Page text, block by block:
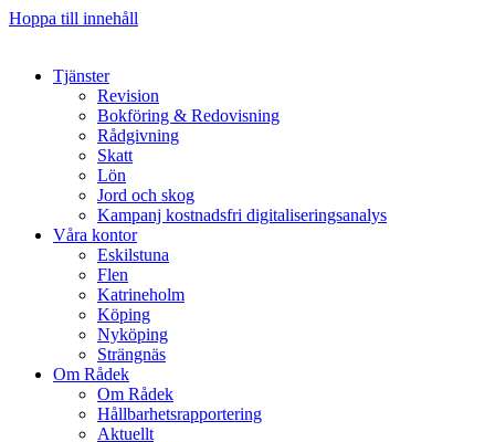
Hoppa till innehåll
Tjänster
Revision
Bokföring & Redovisning
Rådgivning
Skatt
Lön
Jord och skog
Kampanj kostnadsfri digitaliseringsanalys
Våra kontor
Eskilstuna
Flen
Katrineholm
Köping
Nyköping
Strängnäs
Om Rådek
Om Rådek
Hållbarhetsrapportering
Aktuellt